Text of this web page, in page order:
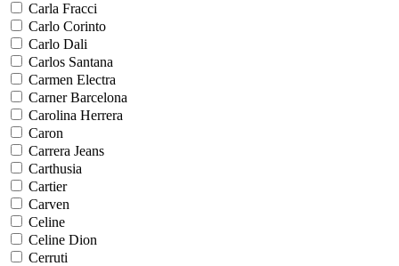
Carla Fracci
Carlo Corinto
Carlo Dali
Carlos Santana
Carmen Electra
Carner Barcelona
Carolina Herrera
Caron
Carrera Jeans
Carthusia
Cartier
Carven
Celine
Celine Dion
Cerruti